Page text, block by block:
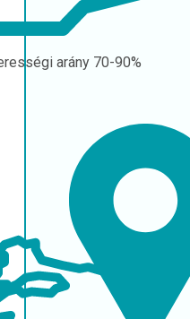
arány 70-90%